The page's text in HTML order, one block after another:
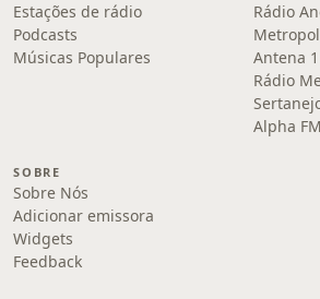
Estações de rádio
Podcasts
Músicas Populares
Rádio
Antena 1
Rádio
Alpha FM
SOBRE
Sobre Nós
Adicionar emissora
Widgets
Feedback